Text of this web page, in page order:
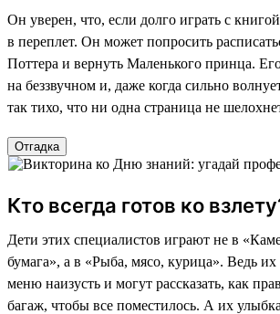
Он уверен, что, если долго играть с
в переплет. Он может попросить
Поттера и вернуть Маленького принца.
на беззвучном и, даже когда сильно
так тихо, что ни одна страница не
Отгадка
Кто всегда готов ко
Дети этих специалистов играют не в
бумага», а в «Рыба, мясо, курица». Ведь
меню наизусть и могут рассказать, как
багаж, чтобы все поместилось. А их